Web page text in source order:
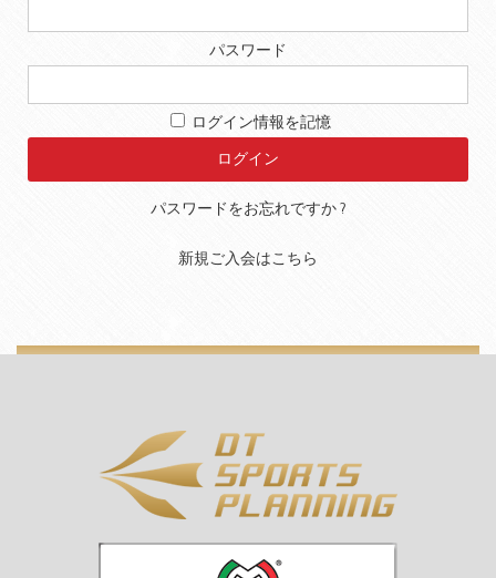
パスワード
ログイン情報を記憶
パスワードをお忘れですか ?
新規ご入会はこちら